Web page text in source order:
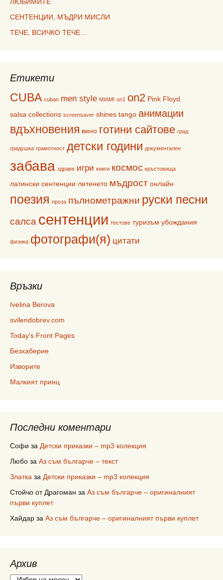
СЕНТЕНЦИИ, МЪДРИ МИСЛИ
ТЕЧЕ, ВСИЧКО ТЕЧЕ…
Етикети
CUBA cuban men style MIAMI on1 on2 Pink Floyd
salsa collections screensaver shines tango анимации
вдъхновения вино готини сайтове град
градушка грамотност детски години документален
забава здраве игри книги космос кръстовища
латински сентенции летенето мъдрост онлайн
поезия проза пълнометражни руски песни
салса сентенции тестове туризъм убождания
физика фотографи(я) цитати
Връзки
Ivelina Berova
svilendobrev.com
Today's Front Pages
Безхаберие
Изворите
Малкият принц
Последни коментари
Софи за Детски приказки – mp3 колекция
Любо за Аз съм българче – текст
Златка за Детски приказки – mp3 колекция
Стойчо от Драгоман за Аз съм българче – оригиналният
първи куплет
Хайдар за Аз съм българче – оригиналният първи куплет
Архив